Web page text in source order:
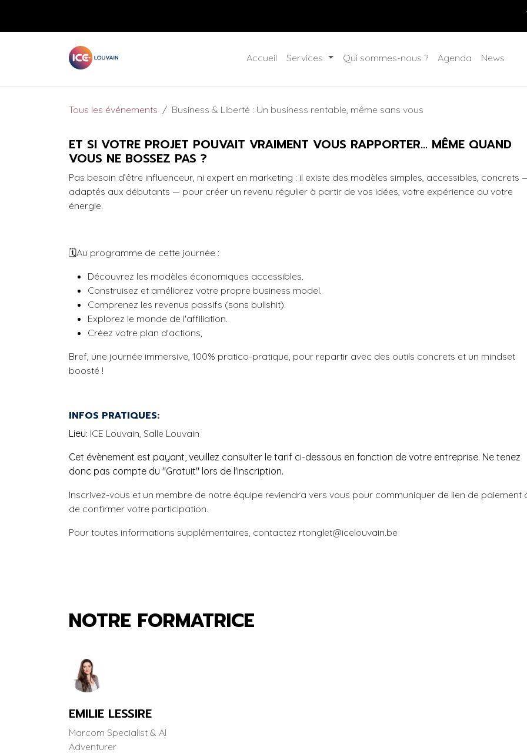
Accueil Services Qui sommes-nous ? Agenda News
Tous les événements Business & Liberté : Un business rentable, même sans vous
ET SI VOTRE PROJET POUVAIT VRAIMENT VOUS RAPPORTER... MÊME QUAND
VOUS NE BOSSEZ PAS ?
Pas besoin d’être influenceur, ni expert en marketing : il existe des modèles simples, accessibles, concrets
adaptés aux débutants — pour créer un revenu régulier à partir de vos idées, votre expérience ou votre
énergie.
🗓️Au programme de cette journée :
Découvrez les modèles économiques accessibles.
Construisez et améliorez votre propre business model.
Comprenez les revenus passifs (sans bullshit).
Explorez le monde de l'affiliation.
Créez votre plan d'actions,
Bref, une journée immersive, 100% pratico-pratique, pour repartir avec des outils concrets et un mindset
boosté !
INFOS PRATIQUES:
Lieu: ICE Louvain, Salle Louvain
Cet évènement est payant, veuillez consulter le tarif ci-dessous en fonction de votre entreprise. Ne tenez
donc pas compte du "Gratuit" lors de l'inscription.
Inscrivez-vous et un membre de notre équipe reviendra vers vous pour communiquer de lien de paiement
de confirmer votre participation.
Pour toutes informations supplémentaires, contactez rtonglet@icelouvain.be
NOTRE FORMATRICE
EMILIE LESSIRE
Marcom Specialist & AI
Adventurer